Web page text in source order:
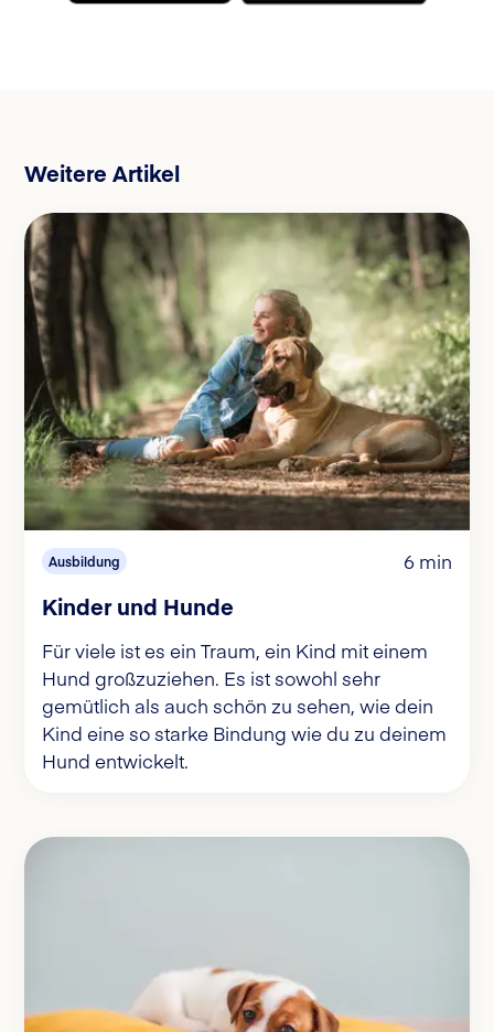
Weitere Artikel
Ausbildung 6 min
Kinder und Hunde
Für viele ist es ein Traum, ein Kind mit einem
Hund großzuziehen. Es ist sowohl sehr
gemütlich als auch schön zu sehen, wie dein
Kind eine so starke Bindung wie du zu deinem
Hund entwickelt.